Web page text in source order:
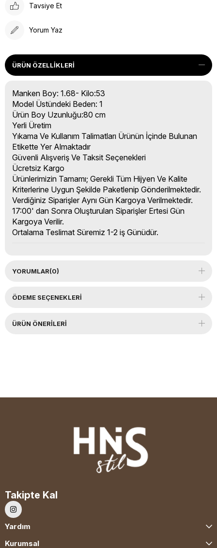
Tavsiye Et
Yorum Yaz
ÜRÜN ÖZELLIKLERI
Manken Boy: 1.68- Kilo:53
Model Üstündeki Beden: 1
Ürün Boy Uzunluğu:80 cm
Yerli Üretim
Yıkama Ve Kullanım Talimatları Ürünün İçinde Bulunan
Etikette Yer Almaktadır
Güvenli Alışveriş Ve Taksit Seçenekleri
Ücretsiz Kargo
Ürünlerimizin Tamamı; Gerekli Tüm Hijyen Ve Kalite
Kriterlerine Uygun Şekilde Paketlenip Gönderilmektedir.
Verdiğiniz Siparişler Aynı Gün Kargoya Verilmektedir.
17:00' dan Sonra Oluşturulan Siparişler Ertesi Gün
Kargoya Verilir.
Ortalama Teslimat Süremiz 1-2 iş Günüdür.
YORUMLAR(0)
ÖDEME SEÇENEKLERI
ÜRÜN ÖNERILERI
Takipte Kal
Yardım
Kurumsal